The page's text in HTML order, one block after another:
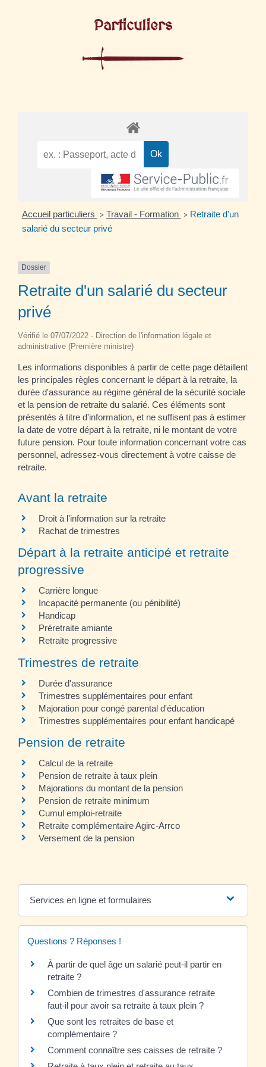
Particuliers
Accueil particuliers > Travail - Formation > Retraite d'un
salarié du secteur privé
Dossier
Retraite d'un salarié du secteur
privé
Vérifié le 07/07/2022 - Direction de l'information légale et
administrative (Première ministre)
Les informations disponibles à partir de cette page détaillent
les principales règles concernant le départ à la retraite, la
durée d'assurance au régime général de la sécurité sociale
et la pension de retraite du salarié. Ces éléments sont
présentés à titre d'information, et ne suffisent pas à estimer
la date de votre départ à la retraite, ni le montant de votre
future pension. Pour toute information concernant votre cas
personnel, adressez-vous directement à votre caisse de
retraite.
Avant la retraite
Droit à l'information sur la retraite
Rachat de trimestres
Départ à la retraite anticipé et retraite
progressive
Carrière longue
Incapacité permanente (ou pénibilité)
Handicap
Préretraite amiante
Retraite progressive
Trimestres de retraite
Durée d'assurance
Trimestres supplémentaires pour enfant
Majoration pour congé parental d'éducation
Trimestres supplémentaires pour enfant handicapé
Pension de retraite
Calcul de la retraite
Pension de retraite à taux plein
Majorations du montant de la pension
Pension de retraite minimum
Cumul emploi-retraite
Retraite complémentaire Agirc-Arrco
Versement de la pension
Services en ligne et formulaires
Questions ? Réponses !
À partir de quel âge un salarié peut-il partir en
retraite ?
Combien de trimestres d'assurance retraite
faut-il pour avoir sa retraite à taux plein ?
Que sont les retraites de base et
complémentaire ?
Comment connaître ses caisses de retraite ?